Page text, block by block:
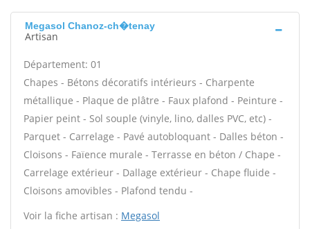
Megasol Chanoz-ch�tenay
Artisan
Département: 01
Chapes - Bétons décoratifs intérieurs - Charpente
métallique - Plaque de plâtre - Faux plafond - Peinture -
Papier peint - Sol souple (vinyle, lino, dalles PVC, etc) -
Parquet - Carrelage - Pavé autobloquant - Dalles béton -
Cloisons - Faïence murale - Terrasse en béton / Chape -
Carrelage extérieur - Dallage extérieur - Chape fluide -
Cloisons amovibles - Plafond tendu -
Voir la fiche artisan : Megasol